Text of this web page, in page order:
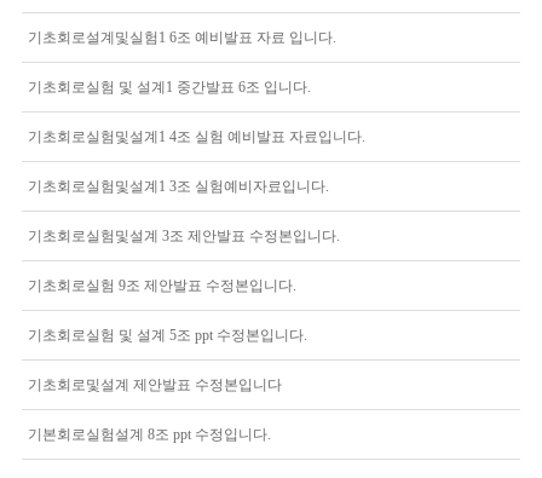
기초회로설계및실험1 6조 예비발표 자료 입니다.
기초회로실험 및 설계1 중간발표 6조 입니다.
기초회로실험및설계1 4조 실험 예비발표 자료입니다.
기초회로실험및설계1 3조 실험예비자료입니다.
기초회로실험및설계 3조 제안발표 수정본입니다.
기초회로실험 9조 제안발표 수정본입니다.
기초회로실험 및 설계 5조 ppt 수정본입니다.
기초회로및설계 제안발표 수정본입니다
기본회로실험설계 8조 ppt 수정입니다.